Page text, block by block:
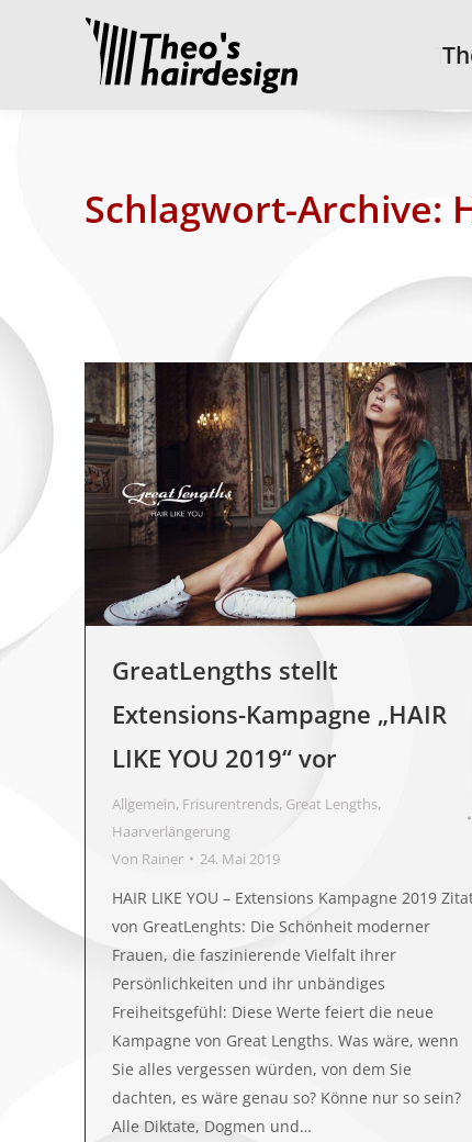
Schlagwort-Archive:
GreatLengths stellt
Extensions-Kampagne „HAIR
LIKE YOU 2019“ vor
Allgemein, Frisurentrends, Great Lengths,
Haarverlängerung
Von Rainer 24. Mai 2019
HAIR LIKE YOU – Extensions Kampagne 2019
von GreatLenghts: Die Schönheit moderner
Frauen, die faszinierende Vielfalt ihrer
Persönlichkeiten und ihr unbändiges
Freiheitsgefühl: Diese Werte feiert die neue
Kampagne von Great Lengths. Was wäre, wenn
Sie alles vergessen würden, von dem Sie
dachten, es wäre genau so? Könne nur so sein?
Alle Diktate, Dogmen und…